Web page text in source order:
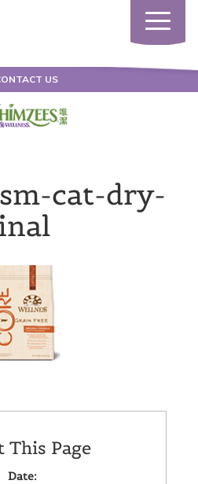
Toggle
US
cat-dry-
This Page
Date: